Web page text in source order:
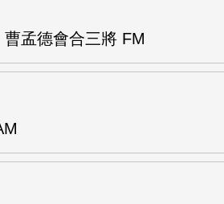
曹孟德會合三將 FM